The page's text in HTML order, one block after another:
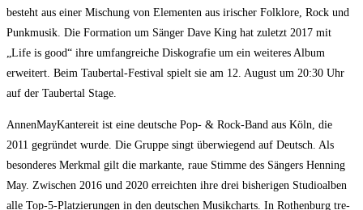
besteht aus einer Mischung von Ele­men­ten aus iri­scher Folk­lo­re, Rock und
Punk­mu­sik. Die For­ma­ti­on um Sän­ger Dave King hat zuletzt 2017 mit
„Life is good“ ihre umfang­rei­che Dis­ko­gra­fie um ein wei­te­res Album
erwei­tert. Beim Tau­ber­tal-Fes­ti­val spielt sie am 12. August um 20:30 Uhr
auf der Tau­ber­tal Stage.
Annen­May­Kan­te­reit ist eine deut­sche Pop- & Rock-Band aus Köln, die
2011 gegrün­det wur­de. Die Grup­pe singt über­wie­gend auf Deutsch. Als
beson­de­res Merk­mal gilt die mar­kan­te, raue Stim­me des Sän­gers Hen­ning
May. Zwi­schen 2016 und 2020 erreich­ten ihre drei bis­he­ri­gen Stu­dio­al­ben
alle Top-5-Plat­zie­run­gen in den deut­schen Musik­charts. In Rothen­burg tre­